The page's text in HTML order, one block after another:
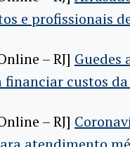
e profissionais
– RJ] Guedes
financiar custos
– RJ]